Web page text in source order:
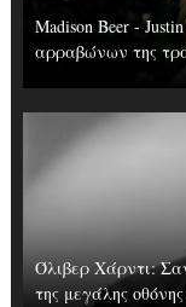
Madison Beer -
αρραβώνων της
Όλιβερ Χάρντι:
της μεγάλης